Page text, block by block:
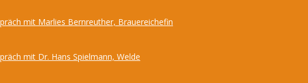
mit Marlies Bernreuther, Brauereichefin
mit Dr. Hans Spielmann, Welde